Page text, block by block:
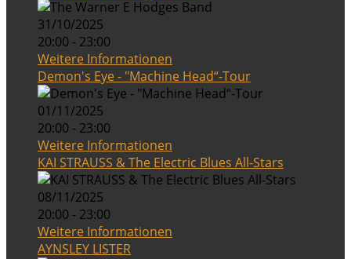
31/10/2025
20:00 - 23:00
Weitere Informationen
Demon's Eye - "Machine Head“-Tour
01/11/2025
20:00 - 23:00
Weitere Informationen
KAI STRAUSS & The Electric Blues All-Stars
08/11/2025
20:00 - 23:00
Weitere Informationen
AYNSLEY LISTER